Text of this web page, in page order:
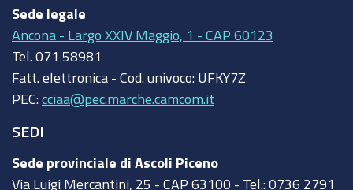
Sede legale
Ancona - Largo XXIV Maggio, 1 - CAP 60123
Tel. 071 58981
Fatt. elettronica - Cod. univoco: UFKY7Z
PEC: cciaa@pec.marche.camcom.it
SEDI
Sede provinciale di Ascoli Piceno
Via Luigi Mercantini, 25 - CAP 63100 - Tel.: 0736 2791